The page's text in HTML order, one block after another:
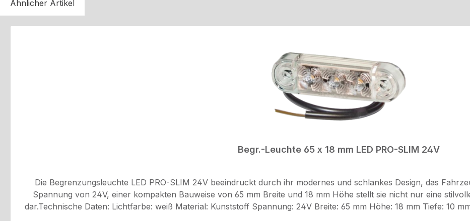
Ähnlicher Artikel
Begr.-Leuchte 65 x 18 mm LED PRO-SLIM 24V
Die Begrenzungsleuchte LED PRO-SLIM 24V beeindruckt durch ihr modernes und schlankes Design, das
Spannung von 24V, einer kompakten Bauweise von 65 mm Breite und 18 mm Höhe stellt sie nicht nur eine
dar.Technische Daten: Lichtfarbe: weiß Material: Kunststoff Spannung: 24V Breite: 65 mm Höhe: 18 mm Tiefe: 10 mm Kabellänge: 0,5 m IP6K9K Gehäusefarbe: weiß